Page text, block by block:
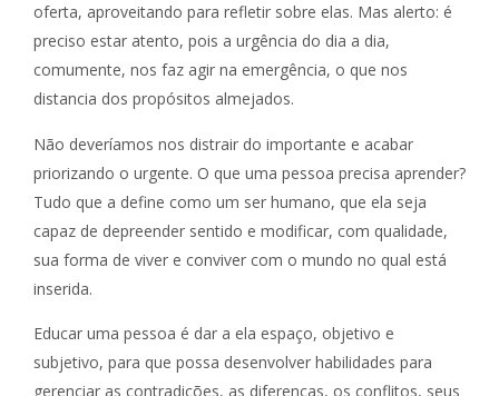
oferta, aproveitando para refletir sobre elas. Mas alerto: é
preciso estar atento, pois a urgência do dia a dia,
comumente, nos faz agir na emergência, o que nos
distancia dos propósitos almejados.
Não deveríamos nos distrair do importante e acabar
priorizando o urgente. O que uma pessoa precisa aprender?
Tudo que a define como um ser humano, que ela seja
capaz de depreender sentido e modificar, com qualidade,
sua forma de viver e conviver com o mundo no qual está
inserida.
Educar uma pessoa é dar a ela espaço, objetivo e
subjetivo, para que possa desenvolver habilidades para
gerenciar as contradições, as diferenças, os conflitos, seus